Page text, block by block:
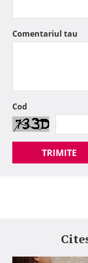
Comentariul tau
Cod
TRIMITE